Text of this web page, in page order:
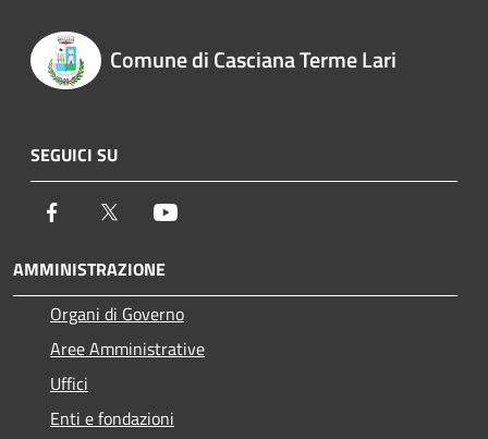
Comune di Casciana Terme Lari
SEGUICI SU
Facebook Twitter
AMMINISTRAZIONE
Organi di Governo
Aree Amministrative
Uffici
Enti e fondazioni